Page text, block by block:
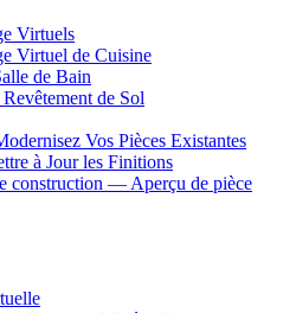
Virtuels
Virtuel de Cuisine
de Bain
de Sol
Vos Pièces Existantes
à Jour les Finitions
construction — Aperçu de pièce